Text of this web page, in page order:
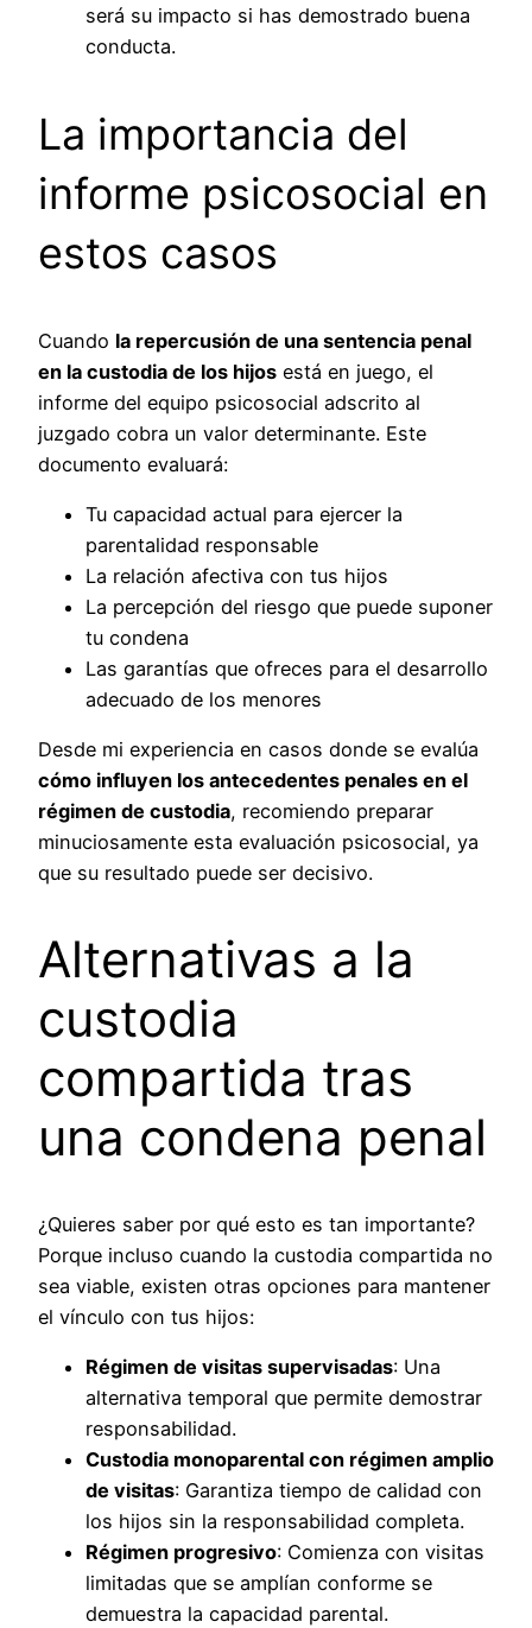
será su impacto si has demostrado buena
conducta.
La importancia del
informe psicosocial en
estos casos
Cuando la repercusión de una sentencia penal
en la custodia de los hijos está en juego, el
informe del equipo psicosocial adscrito al
juzgado cobra un valor determinante. Este
documento evaluará:
Tu capacidad actual para ejercer la
parentalidad responsable
La relación afectiva con tus hijos
La percepción del riesgo que puede suponer
tu condena
Las garantías que ofreces para el desarrollo
adecuado de los menores
Desde mi experiencia en casos donde se evalúa
cómo influyen los antecedentes penales en el
régimen de custodia, recomiendo preparar
minuciosamente esta evaluación psicosocial, ya
que su resultado puede ser decisivo.
Alternativas a la
custodia
compartida tras
una condena penal
¿Quieres saber por qué esto es tan importante?
Porque incluso cuando la custodia compartida no
sea viable, existen otras opciones para mantener
el vínculo con tus hijos:
Régimen de visitas supervisadas: Una
alternativa temporal que permite demostrar
responsabilidad.
Custodia monoparental con régimen amplio
de visitas: Garantiza tiempo de calidad con
los hijos sin la responsabilidad completa.
Régimen progresivo: Comienza con visitas
limitadas que se amplían conforme se
demuestra la capacidad parental.